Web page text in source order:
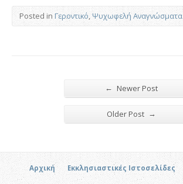
Posted in Γεροντικό,Ψυχωφελή Αναγνώσματα
← Newer Post
Older Post →
Αρχική Εκκλησιαστικές Ιστοσελίδες